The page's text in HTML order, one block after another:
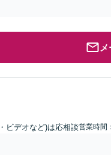
ビデオなど)は応相談営業時間